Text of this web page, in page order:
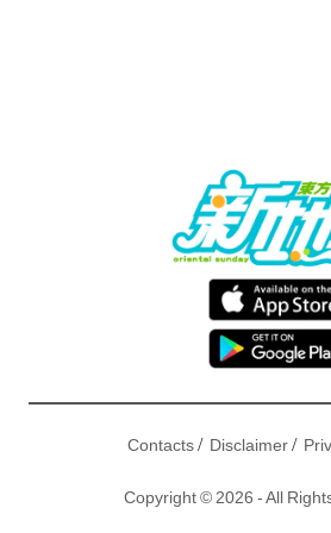
Contacts/ Disclaimer/
Copyright © 2026 - All